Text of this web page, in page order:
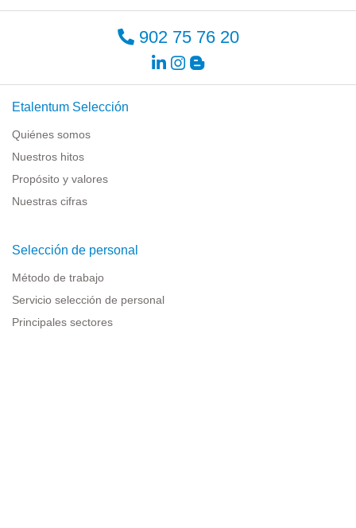
902 75 76 20
Etalentum Selección
Quiénes somos
Nuestros hitos
Propósito y valores
Nuestras cifras
Selección de personal
Método de trabajo
Servicio selección de personal
Principales sectores